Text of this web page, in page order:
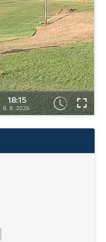
18:15
8. 8. 2026